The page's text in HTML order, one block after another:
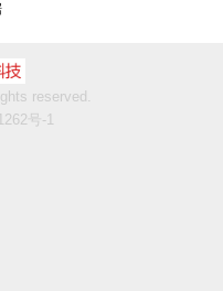
reserved.
号-1